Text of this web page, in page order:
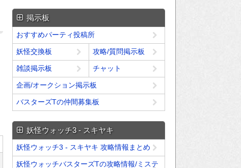
掲示板
おすすめパーティ投稿所
妖怪交換板 攻略/質問掲示板
雑談掲示板 チャット
企画/オークション掲示板
バスターズTの仲間募集板
妖怪ウォッチ3 - スキヤキ
妖怪ウォッチ3 - スキヤキ 攻略情報まとめ
妖怪ウォッチバスターズTの攻略情報/ミステ